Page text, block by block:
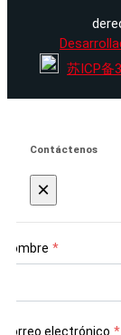
苏ICP备
Contáctenos
×
Nombre *
Correo electrónico *